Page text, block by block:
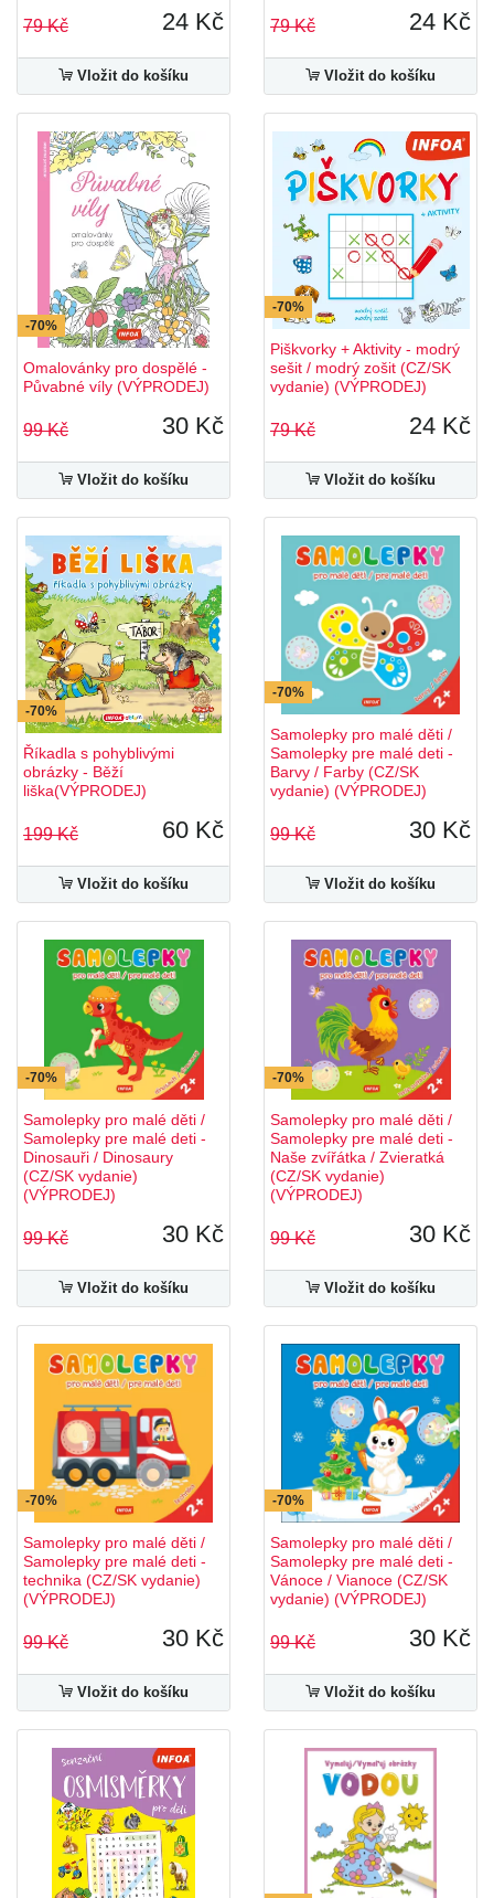
79 Kč 24 Kč
Vložit do košíku
79 Kč 24 Kč
Vložit do košíku
-70%
Omalovánky pro dospělé -
Půvabné víly (VÝPRODEJ)
99 Kč 30 Kč
Vložit do košíku
-70%
Piškvorky + Aktivity - modrý
sešit / modrý zošit (CZ/SK
vydanie) (VÝPRODEJ)
79 Kč 24 Kč
Vložit do košíku
-70%
Říkadla s pohyblivými
obrázky - Běží
liška(VÝPRODEJ)
199 Kč 60 Kč
Vložit do košíku
-70%
Samolepky pro malé děti /
Samolepky pre malé deti -
Barvy / Farby (CZ/SK
vydanie) (VÝPRODEJ)
99 Kč 30 Kč
Vložit do košíku
-70%
Samolepky pro malé děti /
Samolepky pre malé deti -
Dinosauři / Dinosaury
(CZ/SK vydanie)
(VÝPRODEJ)
99 Kč 30 Kč
Vložit do košíku
-70%
Samolepky pro malé děti /
Samolepky pre malé deti -
Naše zvířátka / Zvieratká
(CZ/SK vydanie)
(VÝPRODEJ)
99 Kč 30 Kč
Vložit do košíku
-70%
Samolepky pro malé děti /
Samolepky pre malé deti -
technika (CZ/SK vydanie)
(VÝPRODEJ)
99 Kč 30 Kč
Vložit do košíku
-70%
Samolepky pro malé děti /
Samolepky pre malé deti -
Vánoce / Vianoce (CZ/SK
vydanie) (VÝPRODEJ)
99 Kč 30 Kč
Vložit do košíku